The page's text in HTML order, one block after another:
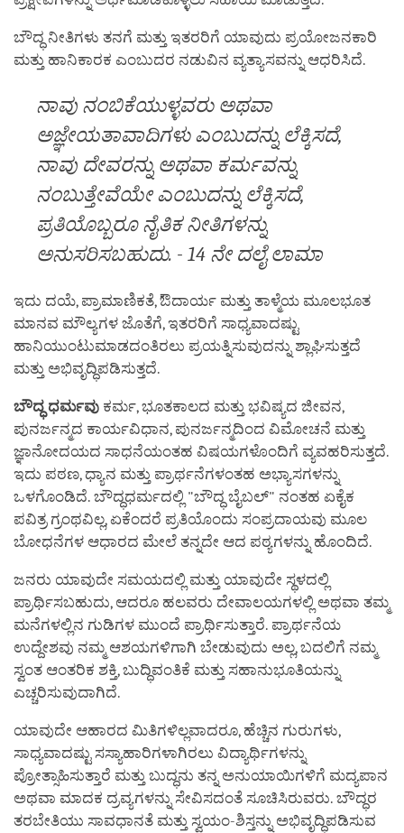
ಬೌದ್ಧ ನೀತಿಗಳು ತನಗೆ ಮತ್ತು ಇತರರಿಗೆ ಯಾವುದು ಪ್ರಯೋಜನಕಾರಿ
ಮತ್ತು ಹಾನಿಕಾರಕ ಎಂಬುದರ ನಡುವಿನ ವ್ಯತ್ಯಾಸವನ್ನು ಆಧರಿಸಿದೆ.
ನಾವು ನಂಬಿಕೆಯುಳ್ಳವರು ಅಥವಾ
ಅಜ್ಞೇಯತಾವಾದಿಗಳು ಎಂಬುದನ್ನು ಲೆಕ್ಕಿಸದೆ,
ನಾವು ದೇವರನ್ನು ಅಥವಾ ಕರ್ಮವನ್ನು
ನಂಬುತ್ತೇವೆಯೇ ಎಂಬುದನ್ನು ಲೆಕ್ಕಿಸದೆ,
ಪ್ರತಿಯೊಬ್ಬರೂ ನೈತಿಕ ನೀತಿಗಳನ್ನು
ಅನುಸರಿಸಬಹುದು. - 14 ನೇ ದಲೈ ಲಾಮಾ
ಇದು ದಯೆ, ಪ್ರಾಮಾಣಿಕತೆ, ಔದಾರ್ಯ ಮತ್ತು ತಾಳ್ಮೆಯ ಮೂಲಭೂತ
ಮಾನವ ಮೌಲ್ಯಗಳ ಜೊತೆಗೆ, ಇತರರಿಗೆ ಸಾಧ್ಯವಾದಷ್ಟು
ಹಾನಿಯುಂಟುಮಾಡದಂತಿರಲು ಪ್ರಯತ್ನಿಸುವುದನ್ನು ಶ್ಲಾಘಿಸುತ್ತದೆ
ಮತ್ತು ಅಭಿವೃದ್ಧಿಪಡಿಸುತ್ತದೆ.
ಬೌದ್ಧ ಧರ್ಮವು ಕರ್ಮ, ಭೂತಕಾಲದ ಮತ್ತು ಭವಿಷ್ಯದ ಜೀವನ,
ಪುನರ್ಜನ್ಮದ ಕಾರ್ಯವಿಧಾನ, ಪುನರ್ಜನ್ಮದಿಂದ ವಿಮೋಚನೆ ಮತ್ತು
ಜ್ಞಾನೋದಯದ ಸಾಧನೆಯಂತಹ ವಿಷಯಗಳೊಂದಿಗೆ ವ್ಯವಹರಿಸುತ್ತದೆ.
ಇದು ಪಠಣ, ಧ್ಯಾನ ಮತ್ತು ಪ್ರಾರ್ಥನೆಗಳಂತಹ ಅಭ್ಯಾಸಗಳನ್ನು
ಒಳಗೊಂಡಿದೆ. ಬೌದ್ಧಧರ್ಮದಲ್ಲಿ "ಬೌದ್ಧ ಬೈಬಲ್" ನಂತಹ ಏಕೈಕ
ಪವಿತ್ರ ಗ್ರಂಥವಿಲ್ಲ, ಏಕೆಂದರೆ ಪ್ರತಿಯೊಂದು ಸಂಪ್ರದಾಯವು ಮೂಲ
ಬೋಧನೆಗಳ ಆಧಾರದ ಮೇಲೆ ತನ್ನದೇ ಆದ ಪಠ್ಯಗಳನ್ನು ಹೊಂದಿದೆ.
ಜನರು ಯಾವುದೇ ಸಮಯದಲ್ಲಿ ಮತ್ತು ಯಾವುದೇ ಸ್ಥಳದಲ್ಲಿ
ಪ್ರಾರ್ಥಿಸಬಹುದು, ಆದರೂ ಹಲವರು ದೇವಾಲಯಗಳಲ್ಲಿ ಅಥವಾ ತಮ್ಮ
ಮನೆಗಳಲ್ಲಿನ ಗುಡಿಗಳ ಮುಂದೆ ಪ್ರಾರ್ಥಿಸುತ್ತಾರೆ. ಪ್ರಾರ್ಥನೆಯ
ಉದ್ದೇಶವು ನಮ್ಮ ಆಶಯಗಳಿಗಾಗಿ ಬೇಡುವುದು ಅಲ್ಲ, ಬದಲಿಗೆ ನಮ್ಮ
ಸ್ವಂತ ಆಂತರಿಕ ಶಕ್ತಿ, ಬುದ್ಧಿವಂತಿಕೆ ಮತ್ತು ಸಹಾನುಭೂತಿಯನ್ನು
ಎಚ್ಚರಿಸುವುದಾಗಿದೆ.
ಯಾವುದೇ ಆಹಾರದ ಮಿತಿಗಳಿಲ್ಲವಾದರೂ, ಹೆಚ್ಚಿನ ಗುರುಗಳು,
ಸಾಧ್ಯವಾದಷ್ಟು ಸಸ್ಯಾಹಾರಿಗಳಾಗಿರಲು ವಿದ್ಯಾರ್ಥಿಗಳನ್ನು
ಪ್ರೋತ್ಸಾಹಿಸುತ್ತಾರೆ ಮತ್ತು ಬುದ್ಧನು ತನ್ನ ಅನುಯಾಯಿಗಳಿಗೆ ಮದ್ಯಪಾನ
ಅಥವಾ ಮಾದಕ ದ್ರವ್ಯಗಳನ್ನು ಸೇವಿಸದಂತೆ ಸೂಚಿಸಿರುವರು. ಬೌದ್ಧರ
ತರಬೇತಿಯು ಸಾವಧಾನತೆ ಮತ್ತು ಸ್ವಯಂ-ಶಿಸ್ತನ್ನು ಅಭಿವೃದ್ಧಿಪಡಿಸುವ